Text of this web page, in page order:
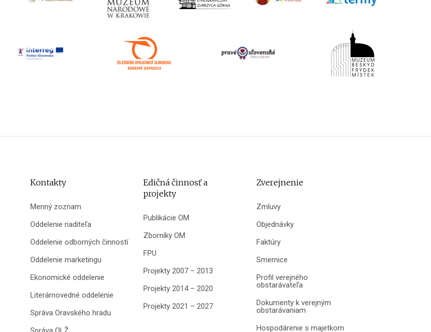
Kontakty
Menný zoznam
Oddelenie riaditeľa
Oddelenie odborných činností
Oddelenie marketingu
Ekonomické oddelenie
Literárnovedné oddelenie
Správa Oravského hradu
Edičná činnosť a
projekty
Publikácie OM
Zborníky OM
FPU
Projekty 2007 – 2013
Projekty 2014 – 2020
Projekty 2021 – 2027
Zverejnenie
Zmluvy
Objednávky
Faktúry
Smernice
Profil verejného
obstarávateľa
Dokumenty k verejným
obstarávaniam
Hospodárenie s majetkom